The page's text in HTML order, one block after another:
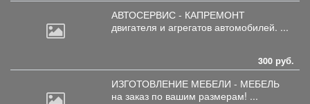
АВТОСЕРВИС - КАПРЕМОНТ
двигателя и агрегатов автомобилей. ...
300 руб.
ИЗГОТОВЛЕНИЕ МЕБЕЛИ - МЕБЕЛЬ
на заказ по вашим размерам! ...